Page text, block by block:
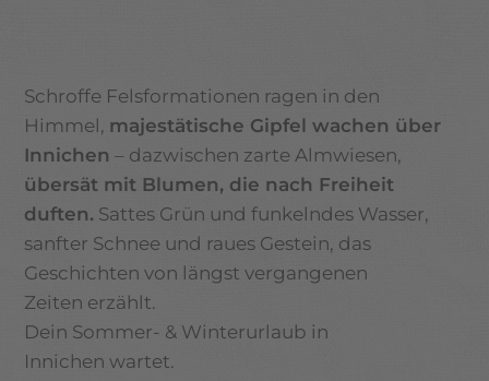
Schroffe Felsformationen ragen in den
Himmel, majestätische Gipfel wachen über
Innichen – dazwischen zarte Almwiesen,
übersät mit Blumen, die nach Freiheit
duften. Sattes Grün und funkelndes Wasser,
sanfter Schnee und raues Gestein, das
Geschichten von längst vergangenen
Zeiten erzählt.
Dein Sommer- & Winterurlaub in
Innichen wartet.